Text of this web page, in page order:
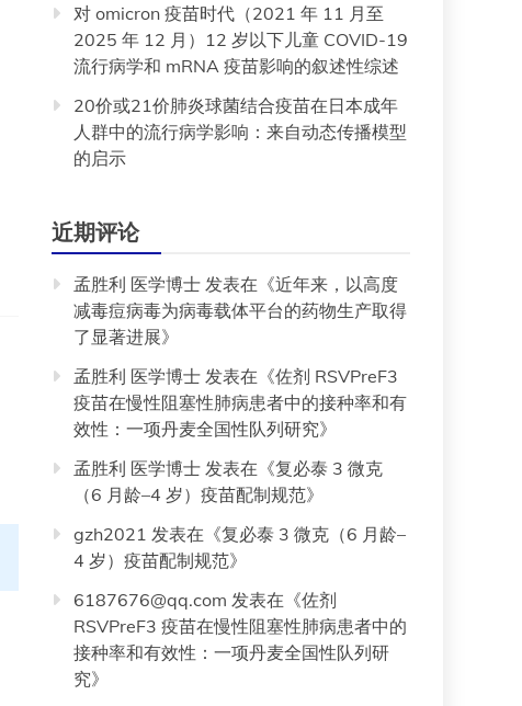
对 omicron 疫苗时代（2021 年 11 月至
2025 年 12 月）12 岁以下儿童 COVID-19
流行病学和 mRNA 疫苗影响的叙述性综述
20价或21价肺炎球菌结合疫苗在日本成年
人群中的流行病学影响：来自动态传播模型
的启示
近期评论
孟胜利 医学博士 发表在《近年来，以高度
减毒痘病毒为病毒载体平台的药物生产取得
了显著进展》
孟胜利 医学博士 发表在《佐剂 RSVPreF3
疫苗在慢性阻塞性肺病患者中的接种率和有
效性：一项丹麦全国性队列研究》
孟胜利 医学博士 发表在《复必泰 3 微克
（6 月龄–4 岁）疫苗配制规范》
gzh2021 发表在《复必泰 3 微克（6 月龄–
4 岁）疫苗配制规范》
6187676@qq.com 发表在《佐剂
RSVPreF3 疫苗在慢性阻塞性肺病患者中的
接种率和有效性：一项丹麦全国性队列研
究》